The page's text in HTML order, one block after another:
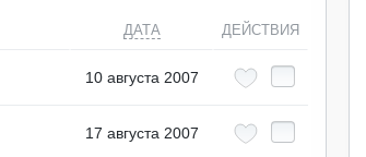
ДАТА ДЕЙСТВИЯ
10 августа 2007
17 августа 2007